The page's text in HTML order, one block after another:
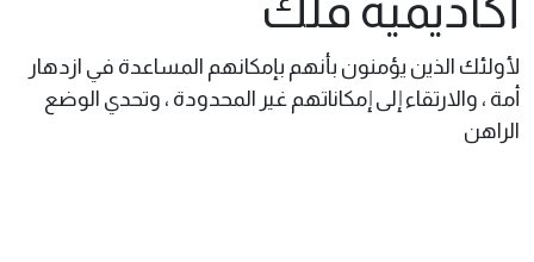
لأولئك الذين يؤمنون بأنهم بإمكانهم المساعدة في ازدهار
أمة ، والارتقاء إلى إمكاناتهم غير المحدودة ، وتحدي الوضع
الراهن